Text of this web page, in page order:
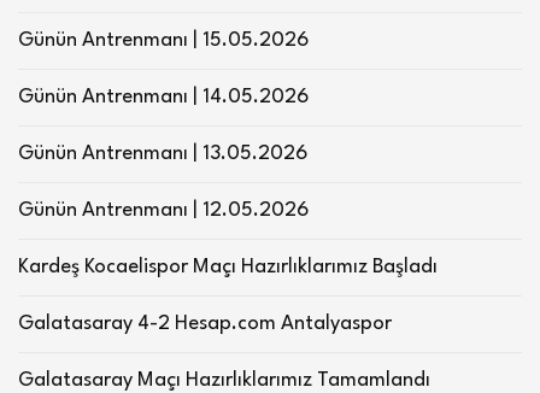
Günün Antrenmanı | 15.05.2026
Günün Antrenmanı | 14.05.2026
Günün Antrenmanı | 13.05.2026
Günün Antrenmanı | 12.05.2026
Kardeş Kocaelispor Maçı Hazırlıklarımız Başladı
Galatasaray 4-2 Hesap.com Antalyaspor
Galatasaray Maçı Hazırlıklarımız Tamamlandı